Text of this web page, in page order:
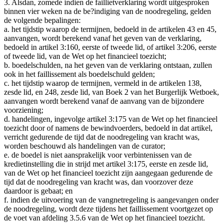
3. Alsdan, zomede indien de faillietverklaring wordt uitgesproken
binnen vier weken na de be?indiging van de noodregeling, gelden
de volgende bepalingen:
a. het tijdstip waarop de termijnen, bedoeld in de artikelen 43 en 45,
aanvangen, wordt berekend vanaf het geven van de verklaring,
bedoeld in artikel 3:160, eerste of tweede lid, of artikel 3:206, eerste
of tweede lid, van de Wet op het financieel toezicht;
b. boedelschulden, na het geven van de verklaring ontstaan, zullen
ook in het faillissement als boedelschuld gelden;
c. het tijdstip waarop de termijnen, vermeld in de artikelen 138,
zesde lid, en 248, zesde lid, van Boek 2 van het Burgerlijk Wetboek,
aanvangen wordt berekend vanaf de aanvang van de bijzondere
voorziening;
d. handelingen, ingevolge artikel 3:175 van de Wet op het financieel
toezicht door of namens de bewindvoerders, bedoeld in dat artikel,
verricht gedurende de tijd dat de noodregeling van kracht was,
worden beschouwd als handelingen van de curator;
e. de boedel is niet aansprakelijk voor verbintenissen van de
kredietinstelling die in strijd met artikel 3:175, eerste en zesde lid,
van de Wet op het financieel toezicht zijn aangegaan gedurende de
tijd dat de noodregeling van kracht was, dan voorzover deze
daardoor is gebaat; en
f. indien de uitvoering van de vangnetregeling is aangevangen onder
de noodregeling, wordt deze tijdens het faillissement voortgezet op
de voet van afdeling 3.5.6 van de Wet op het financieel toezicht.